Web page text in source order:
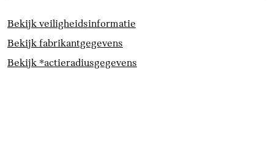
Bekijk veiligheidsinformatie
Bekijk fabrikantgegevens
Bekijk *actieradiusgegevens